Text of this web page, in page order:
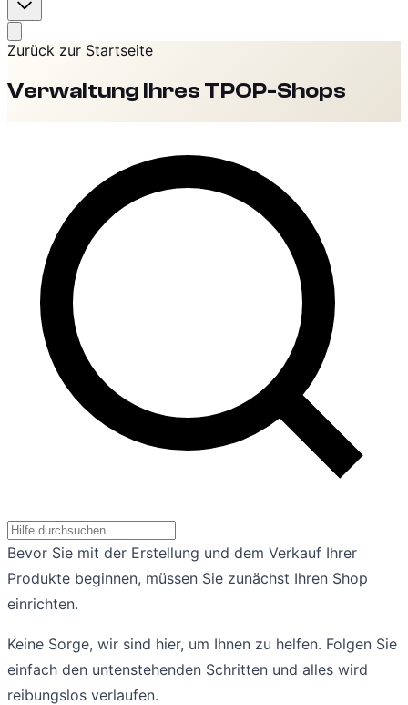
Zurück zur Startseite
Verwaltung Ihres TPOP-Shops
Bevor Sie mit der Erstellung und dem Verkauf Ihrer
Produkte beginnen, müssen Sie zunächst Ihren Shop
einrichten.
Keine Sorge, wir sind hier, um Ihnen zu helfen. Folgen Sie
einfach den untenstehenden Schritten und alles wird
reibungslos verlaufen.